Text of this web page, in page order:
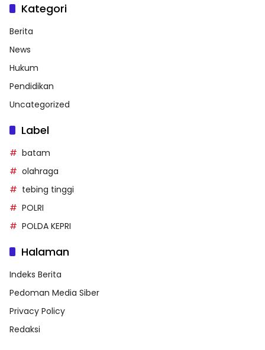
Kategori
Berita
News
Hukum
Pendidikan
Uncategorized
Label
batam
olahraga
tebing tinggi
POLRI
POLDA KEPRI
Halaman
Indeks Berita
Pedoman Media Siber
Privacy Policy
Redaksi